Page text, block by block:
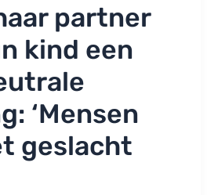
partner
kind een
‘Mensen
geslacht